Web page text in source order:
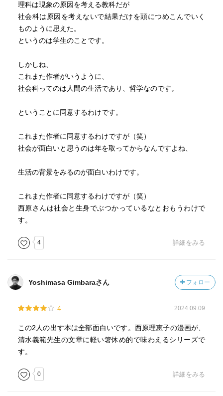
理科は現象の原因を考える教科だが
社会科は原因を考えないで結果だけを頭につめこんでいく
ものように思えた。
というのは学生のことです。
しかしね、
これまた作者がいうように、
社会科ってのは人間の生活であり、哲学なのです。
ということに同意するわけです。
これまた作者に同意するわけですが（笑）
社会が面白いと思うのは年を取ってからなんですよね、
生活の背景をみるのが面白いわけです。
これまた作者に同意するわけですが（笑）
西原さんは社会と生身でぶつかっているなとおもうわけで
す。
4 詳細をみる
Yoshimasa Gimbaraさん フォロー
4 2024.09.09
この2人の出す本は全部面白いです。西原理恵子の漫画が、
清水義範先生の文章に軽い箸休め的で味わえるシリーズで
す。
0 詳細をみる